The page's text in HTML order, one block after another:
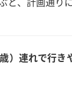
）連れで行き